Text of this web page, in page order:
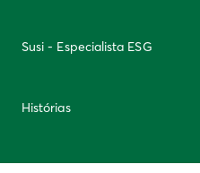
Susi - Especialista ESG
Histórias
Newsletter